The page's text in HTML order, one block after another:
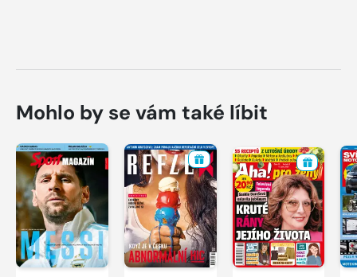
Mohlo by se vám také líbit